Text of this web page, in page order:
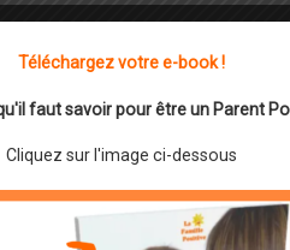
Téléchargez votre e-book !
faut savoir pour être un Parent
Cliquez sur l'image ci-dessous